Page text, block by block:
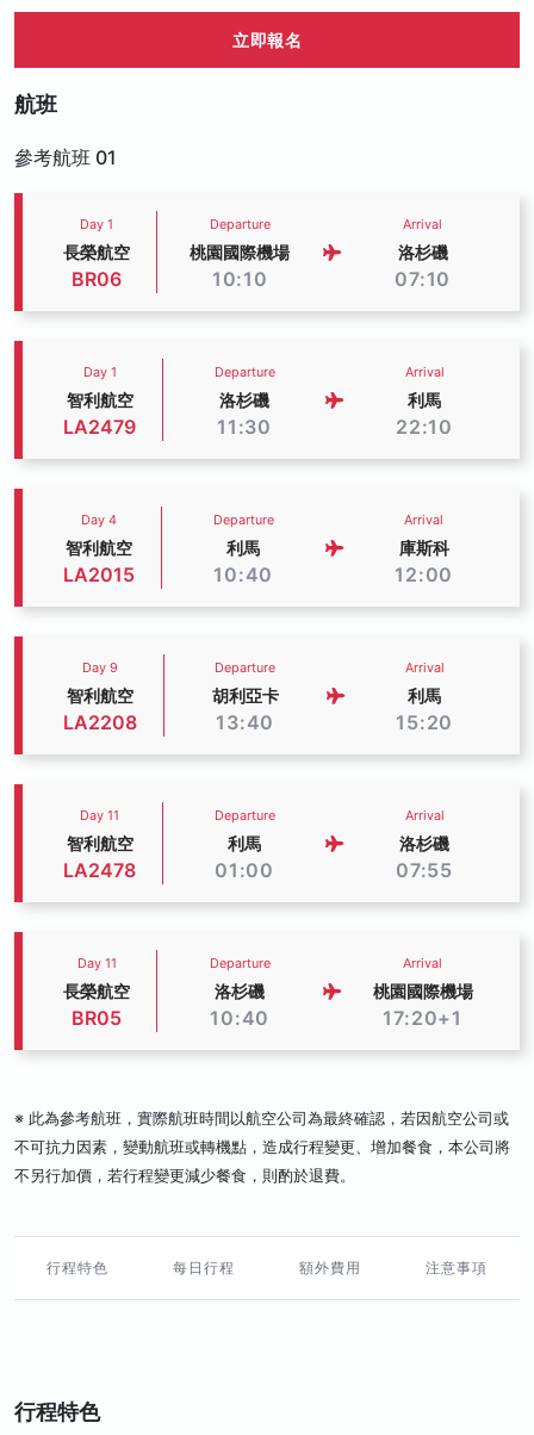
立即報名
航班
參考航班 01
Day 1
長榮航空
BR06
Departure
桃園國際機場
10:10
Arrival
洛杉磯
07:10
Day 1
智利航空
LA2479
Departure
洛杉磯
11:30
Arrival
利馬
22:10
Day 4
智利航空
LA2015
Departure
利馬
10:40
Arrival
庫斯科
12:00
Day 9
智利航空
LA2208
Departure
胡利亞卡
13:40
Arrival
利馬
15:20
Day 11
智利航空
LA2478
Departure
利馬
01:00
Arrival
洛杉磯
07:55
Day 11
長榮航空
BR05
Departure
洛杉磯
10:40
Arrival
桃園國際機場
17:20+1
※ 此為參考航班，實際航班時間以航空公司為最終確認，若因航空公司或
不可抗力因素，變動航班或轉機點，造成行程變更、增加餐食，本公司將
不另行加價，若行程變更減少餐食，則酌於退費。
行程特色 每日行程 額外費用 注意事項
行程特色